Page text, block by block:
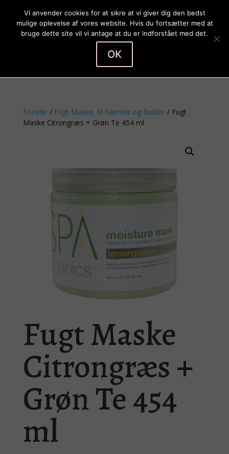
Forside / Fugt Maske, til hænder og fødder/ Fugt
Maske Citrongræs + Grøn Te 454 ml
Fugt Maske
Citrongræs +
Grøn Te 454
ml
Vi anvender cookies for at sikre at vi giver dig den bedst
mulige oplevelse af vores website. Hvis du fortsætter med at
bruge dette site vil vi antage at du er indforstået med det.
OK